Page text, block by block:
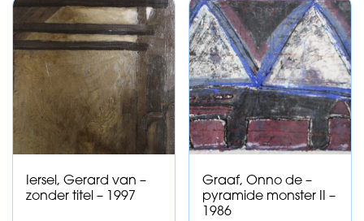
Iersel, Gerard van –
zonder titel – 1997
Graaf, Onno de –
pyramide monster II –
1986